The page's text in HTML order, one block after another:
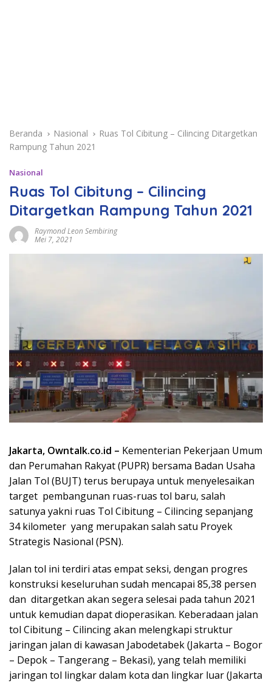
Beranda Nasional
Ruas Tol Cibitung – Cilincing Ditargetkan
Rampung Tahun 2021
Nasional
Ruas Tol Cibitung – Cilincing
Ditargetkan Rampung Tahun 2021
Raymond Leon Sembiring
Mei 7, 2021
Jakarta, Owntalk.co.id – Kementerian Pekerjaan Umum
dan Perumahan Rakyat (PUPR) bersama Badan Usaha
Jalan Tol (BUJT) terus berupaya untuk menyelesaikan
target pembangunan ruas-ruas tol baru, salah
satunya yakni ruas Tol Cibitung – Cilincing sepanjang
34 kilometer yang merupakan salah satu Proyek
Strategis Nasional (PSN).
Jalan tol ini terdiri atas empat seksi, dengan progres
konstruksi keseluruhan sudah mencapai 85,38 persen
dan ditargetkan akan segera selesai pada tahun 2021
untuk kemudian dapat dioperasikan. Keberadaan jalan
tol Cibitung – Cilincing akan melengkapi struktur
jaringan jalan di kawasan Jabodetabek (Jakarta – Bogor
– Depok – Tangerang – Bekasi), yang telah memiliki
jaringan tol lingkar dalam kota dan lingkar luar (Jakarta